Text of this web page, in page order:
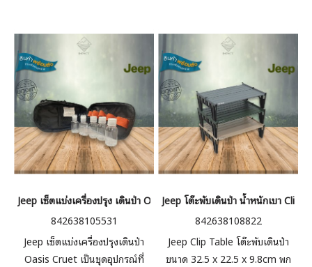
Jeep เซ็ตแบ่งเครื่องปรุง เดินป่า Oasis Cruet
842638105531
Jeep เซ็ตแบ่งเครื่องปรุงเดินป่า
Oasis Cruet เป็นชุดอุปกรณ์ที่
Jeep โต๊ะพับเดินป่า น้ำหนักเบา Clip
842638108822
Jeep Clip Table โต๊ะพับเดินป่า
ขนาด 32.5 x 22.5 x 9.8cm พก